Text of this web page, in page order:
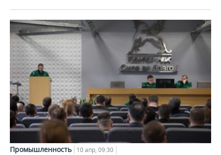
Промышленность 10 апр, 09:30